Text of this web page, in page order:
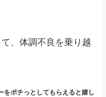
、体調不良を乗り越
ポチっとしてもらえると嬉し